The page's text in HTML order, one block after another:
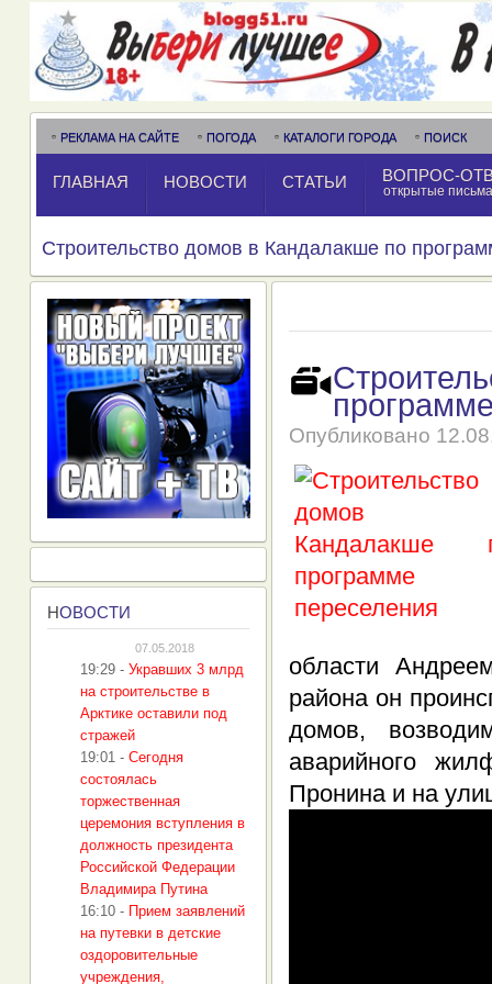
РЕКЛАМА НА САЙТЕ ПОГОДА КАТАЛОГИ ГОРОДА ПОИСК
ГЛАВНАЯ НОВОСТИ СТАТЬИ ВОПРОС-
открытые письма
Строительство домов в Кандалакше по
Опубликовано
области
района он
домов,
аварийного
Пронина и на
НОВОСТИ
07.05.2018
19:29 - Укравших 3 млрд
на строительстве в
Арктике оставили под
стражей
19:01 - Сегодня
состоялась
торжественная
церемония вступления в
должность президента
Российской Федерации
Владимира Путина
16:10 - Прием заявлений
на путевки в детские
оздоровительные
учреждения,